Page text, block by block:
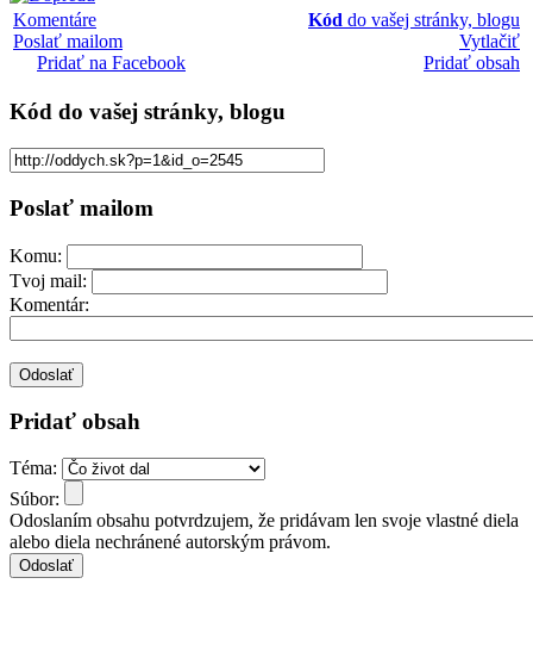
Komentáre
Poslať mailom
Pridať na Facebook
Kód do vašej stránky, blogu
Vytlačiť
Pridať obsah
Kód do vašej stránky, blogu
Poslať mailom
Komu:
Tvoj mail:
Komentár:
Pridať obsah
Téma:
Súbor:
Odoslaním obsahu potvrdzujem, že pridávam len svoje vlastné diela
alebo diela nechránené autorským právom.